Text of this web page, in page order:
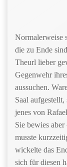
Normalerweise
die zu Ende
Theurl lieber
Gegenwehr
aussuchen.
Saal
jenes von
Sie bewies
musste
wickelte das
sich für diesen